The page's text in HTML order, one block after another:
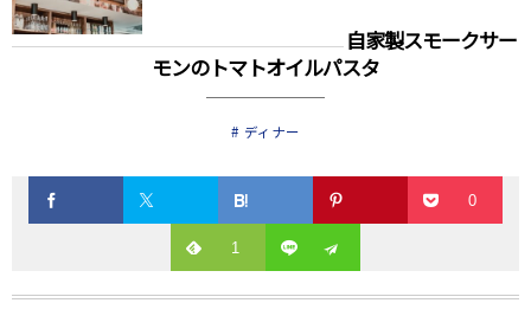
自家製スモークサー
モンのトマトオイルパスタ
ディナー
0
1